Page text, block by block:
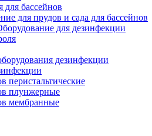
бассейнов
для прудов и сада для бассейнов
для дезинфекции
дезинфекции
перистальтические
плунжерные
мембранные